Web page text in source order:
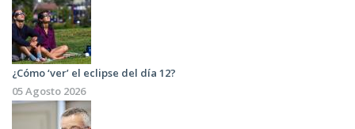
¿Cómo ‘ver’ el eclipse del día 12?
05 Agosto 2026